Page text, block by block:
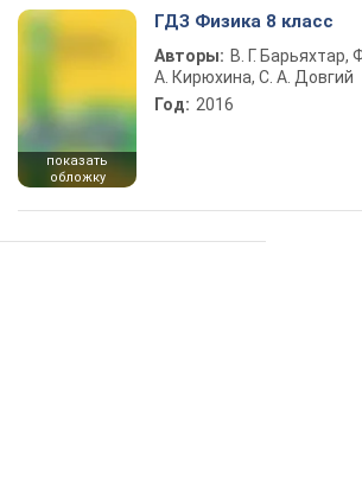
показать
обложку
ГДЗ Физика 8 класс
Авторы: В. Г. Барьяхтар,
А. Кирюхина, С. А. Довгий
Год: 2016